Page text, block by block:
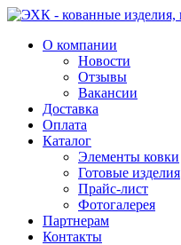
О компании
Новости
Отзывы
Вакансии
Доставка
Оплата
Каталог
Элементы ковки
Готовые изделия
Прайс-лист
Фотогалерея
Партнерам
Контакты